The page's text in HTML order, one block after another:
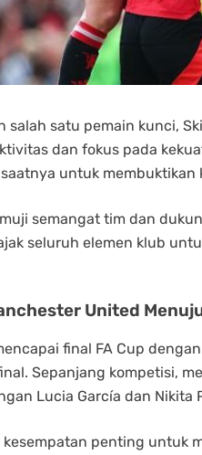
salah satu pemain kunci,
dan fokus pada
untuk membuktikan
semangat tim dan
seluruh elemen klub
United
final FA Cup
Sepanjang kompetisi,
Lucia García dan Nikita
penting untuk